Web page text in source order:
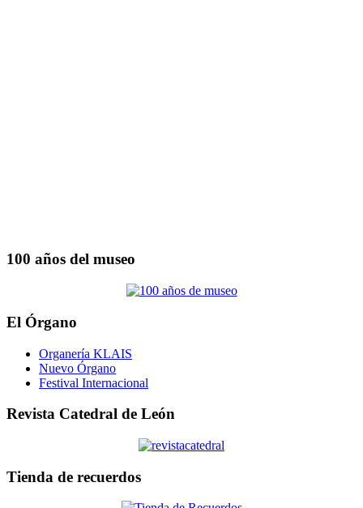
100 años del museo
El Órgano
Organería KLAIS
Nuevo Órgano
Festival Internacional
Revista Catedral de León
Tienda de recuerdos